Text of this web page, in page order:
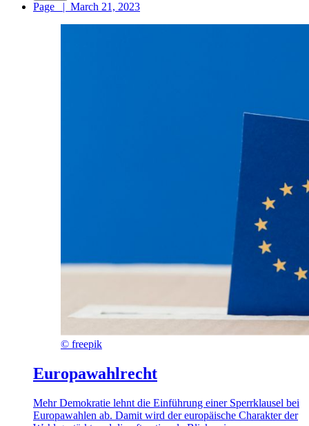
Page | March 21, 2023
© freepik
Europawahlrecht
Mehr Demokratie lehnt die Einführung einer Sperrklausel bei
Europawahlen ab. Damit wird der europäische Charakter der